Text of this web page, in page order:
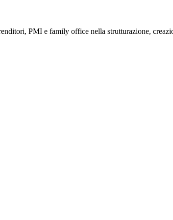
PMI e family office nella strutturazione,